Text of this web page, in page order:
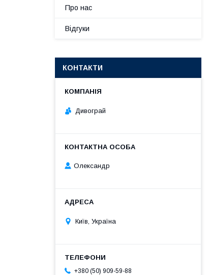
Про нас
Відгуки
КОНТАКТИ
Дивограй
Олександр
Київ, Україна
+380 (50) 909-59-88